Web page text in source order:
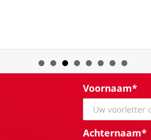
Voornaam*
Achternaam*